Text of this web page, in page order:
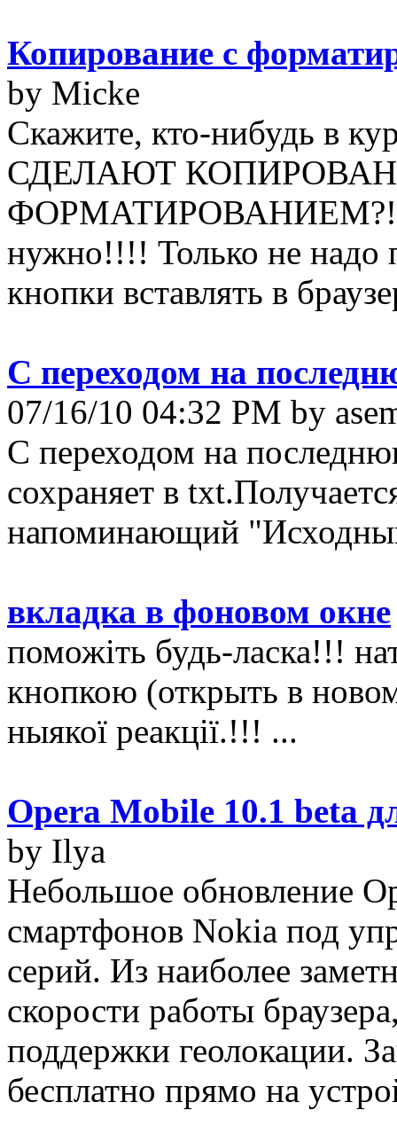
Копирование с
by Micke
Скажите, кто-нибудь в
СДЕЛАЮТ
ФОРМАТИРОВАНИЕМ?!!!
нужно!!!! Только не надо
кнопки вставлять в
С переходом на
07/16/10 04:32 PM by
С переходом на
сохраняет в
напоминающий
вкладка в фоновом окне
поможіть будь-ласка!!!
кнопкою (открыть в
ныякої реакції.!!! ...
Opera Mobile 10.1 beta
by Ilya
Небольшое обновление
смартфонов Nokia под
серий. Из наиболее
скорости работы
поддержки геолокации.
бесплатно прямо на